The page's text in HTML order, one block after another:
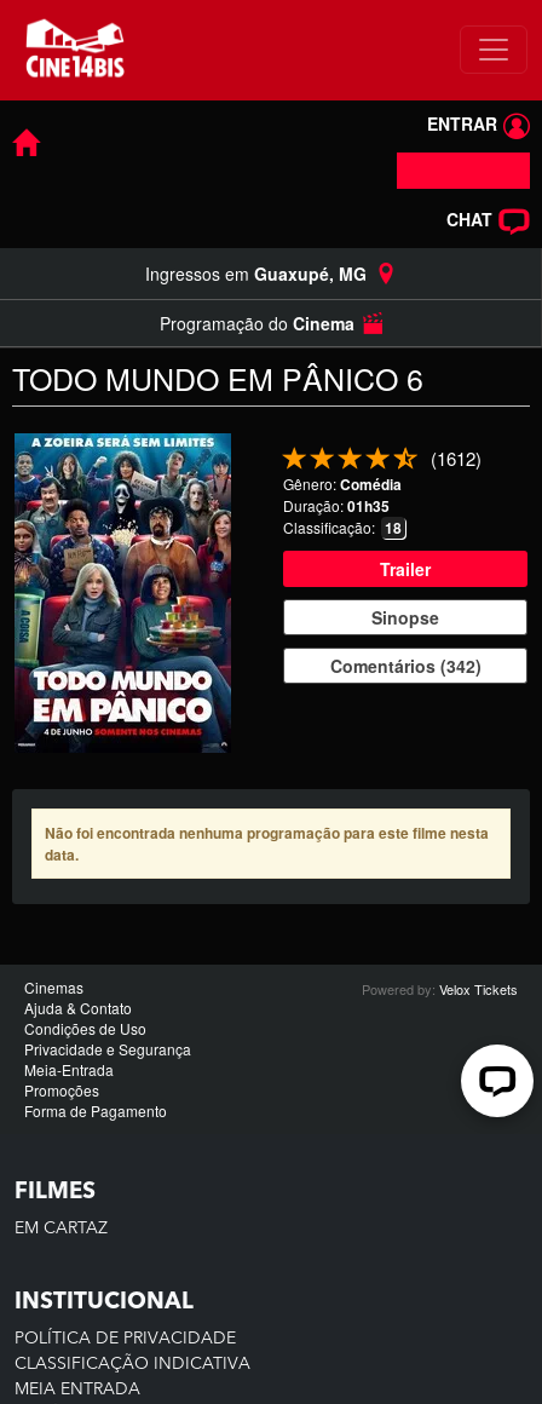
FILMES
EM CARTAZ
INSTITUCIONAL
POLÍTICA DE PRIVACIDADE
CLASSIFICAÇÃO INDICATIVA
MEIA ENTRADA